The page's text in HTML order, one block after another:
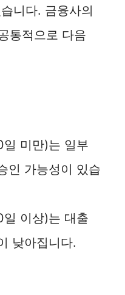
니다. 금융사의
통적으로 다음
미만)는 일부
인 가능성이 있습
이상)는 대출
낮아집니다.